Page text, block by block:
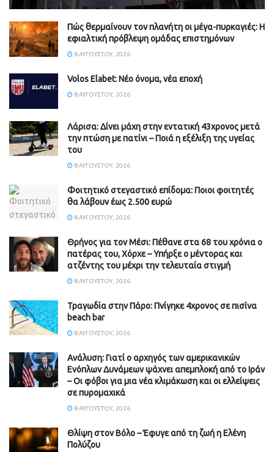
Πώς θερμαίνουν τον πλανήτη οι μέγα-πυρκαγιές: Η
εφιαλτική πρόβλεψη ομάδας επιστημόνων
8 ΑΥΓΟΎΣΤΟΥ, 2026
Volos Elabet: Νέο όνομα, νέα εποχή
8 ΑΥΓΟΎΣΤΟΥ, 2026
Λάρισα: Δίνει μάχη στην εντατική 43χρονος μετά
την πτώση με πατίνι – Ποιά η εξέλιξη της υγείας
του
8 ΑΥΓΟΎΣΤΟΥ, 2026
Φοιτητικό στεγαστικό επίδομα: Ποιοι φοιτητές
θα λάβουν έως 2.500 ευρώ
8 ΑΥΓΟΎΣΤΟΥ, 2026
Θρήνος για τον Μέσι: Πέθανε στα 68 του χρόνια ο
πατέρας του, Χόρχε – Υπήρξε ο μέντορας και
ατζέντης του μέχρι την τελευταία στιγμή
8 ΑΥΓΟΎΣΤΟΥ, 2026
Τραγωδία στην Πάρο: Πνίγηκε 4χρονος σε πισίνα
beach bar
8 ΑΥΓΟΎΣΤΟΥ, 2026
Ανάλυση: Γιατί ο αρχηγός των αμερικανικών
Ενόπλων Δυνάμεων ψάχνει απεμπλοκή από το Ιράν
– Οι φόβοι για μια νέα κλιμάκωση και οι ελλείψεις
σε πυρομαχικά
8 ΑΥΓΟΎΣΤΟΥ, 2026
Θλίψη στον Βόλο – Έφυγε από τη ζωή η Ελένη
Πολύζου